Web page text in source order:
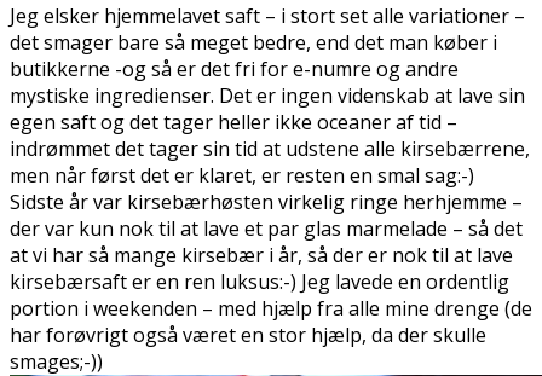
Jeg elsker hjemmelavet saft – i stort set alle variationer –
det smager bare så meget bedre, end det man køber i
butikkerne -og så er det fri for e-numre og andre
mystiske ingredienser. Det er ingen videnskab at lave sin
egen saft og det tager heller ikke oceaner af tid –
indrømmet det tager sin tid at udstene alle kirsebærrene,
men når først det er klaret, er resten en smal sag:-)
Sidste år var kirsebærhøsten virkelig ringe herhjemme –
der var kun nok til at lave et par glas marmelade – så det
at vi har så mange kirsebær i år, så der er nok til at lave
kirsebærsaft er en ren luksus:-) Jeg lavede en ordentlig
portion i weekenden – med hjælp fra alle mine drenge (de
har forøvrigt også været en stor hjælp, da der skulle
smages;-))